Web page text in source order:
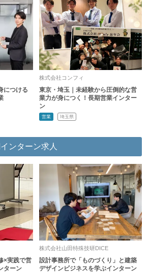
につける
株式会社コンフィ
東京・埼玉｜未経験から圧倒的な営
業力が身につく！長期営業インター
ン
営業 埼玉県
ンターン求人
×実践で営
ターン
株式会社山田特殊技研DICE
設計事務所で「ものづくり」と建築
デザインビジネスを学ぶインターン